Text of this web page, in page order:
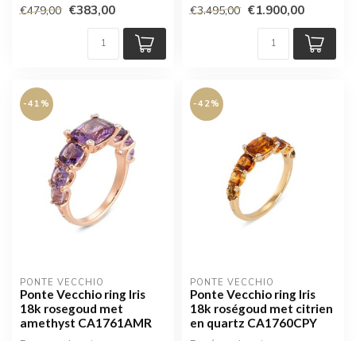
€479,00 €383,00
€3.495,00 €1.900,00
-41%
PONTE VECCHIO
Ponte Vecchio ring Iris
18k rosegoud met
amethyst CA1761AMR
-42%
PONTE VECCHIO
Ponte Vecchio ring Iris
18k roségoud met citrien
en quartz CA1760CPY